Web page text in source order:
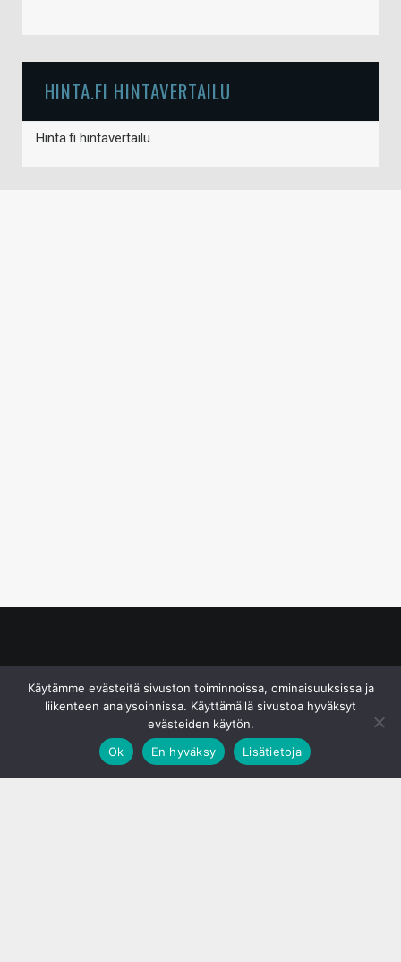
HINTA.FI HINTAVERTAILU
Hinta.fi hintavertailu
Käytämme evästeitä sivuston toiminnoissa, ominaisuuksissa ja
liikenteen analysoinnissa. Käyttämällä sivustoa hyväksyt
evästeiden käytön.
Ok
En hyväksy Lisätietoja